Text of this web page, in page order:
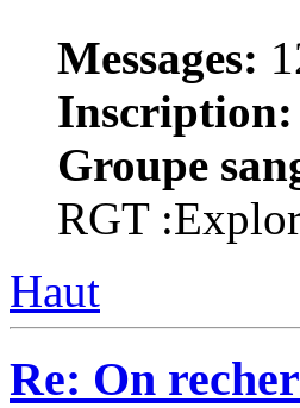
Messages:
Inscription:
Groupe
RGT
Haut
Re: On